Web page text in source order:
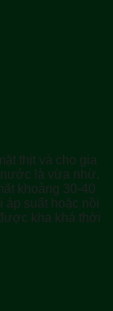
thịt và cho gia
là vừa nhừ.
khoảng 30-40
áp suất hoặc nồi
kha khá thời